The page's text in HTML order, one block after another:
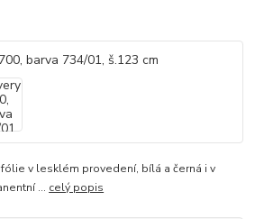
v lesklém provedení, bílá a černá i v
... celý popis